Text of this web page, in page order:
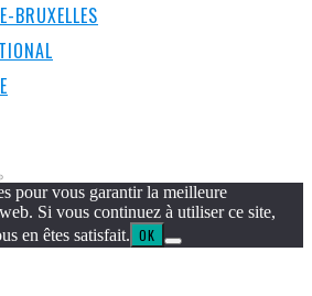
BRUXELLES
pour vous garantir la meilleure
Si vous continuez à utiliser ce site,
en êtes satisfait. OK